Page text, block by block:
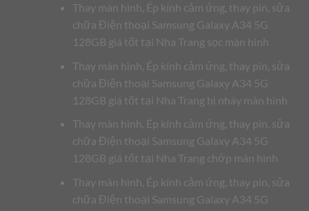
Thay màn hình, Ép kính cảm ứng, thay pin, sửa
chữa Điện thoại Samsung Galaxy A34 5G
128GB giá tốt tại Nha Trang sọc màn hình
Thay màn hình, Ép kính cảm ứng, thay pin, sửa
chữa Điện thoại Samsung Galaxy A34 5G
128GB giá tốt tại Nha Trang bị nháy màn hình
Thay màn hình, Ép kính cảm ứng, thay pin, sửa
chữa Điện thoại Samsung Galaxy A34 5G
128GB giá tốt tại Nha Trang chớp màn hình
Thay màn hình, Ép kính cảm ứng, thay pin, sửa
chữa Điện thoại Samsung Galaxy A34 5G